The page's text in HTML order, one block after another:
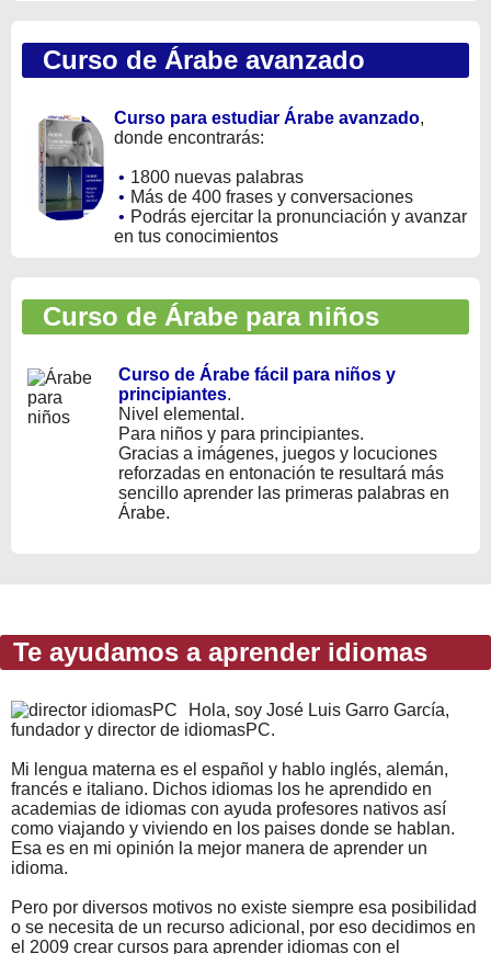
Curso de Árabe avanzado
Curso para estudiar Árabe avanzado,
donde encontrarás:
• 1800 nuevas palabras
• Más de 400 frases y conversaciones
• Podrás ejercitar la pronunciación y avanzar
en tus conocimientos
Curso de Árabe para niños
Curso de Árabe fácil para niños y
principiantes.
Nivel elemental.
Para niños y para principiantes.
Gracias a imágenes, juegos y locuciones
reforzadas en entonación te resultará más
sencillo aprender las primeras palabras en
Árabe.
Te ayudamos a aprender idiomas
Hola, soy José Luis Garro García,
fundador y director de idiomasPC.
Mi lengua materna es el español y hablo inglés, alemán,
francés e italiano. Dichos idiomas los he aprendido en
academias de idiomas con ayuda profesores nativos así
como viajando y viviendo en los paises donde se hablan.
Esa es en mi opinión la mejor manera de aprender un
idioma.
Pero por diversos motivos no existe siempre esa posibilidad
o se necesita de un recurso adicional, por eso decidimos en
el 2009 crear cursos para aprender idiomas con el